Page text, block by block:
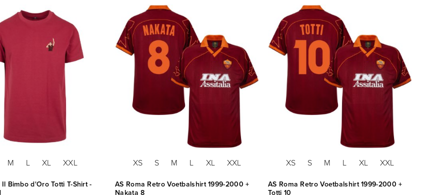
M L XL XXL
Bimbo d'Oro Totti T-Shirt -
XS S M L XL XXL
AS Roma Retro Voetbalshirt 1999-2000 +
Nakata 8
XS S M L XL XXL
AS Roma Retro Voetbalshirt 1999-2000 +
Totti 10